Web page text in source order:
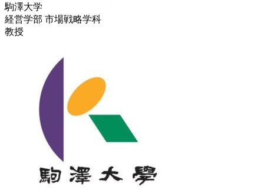
駒澤大学
経営学部 市場戦略学科
教授